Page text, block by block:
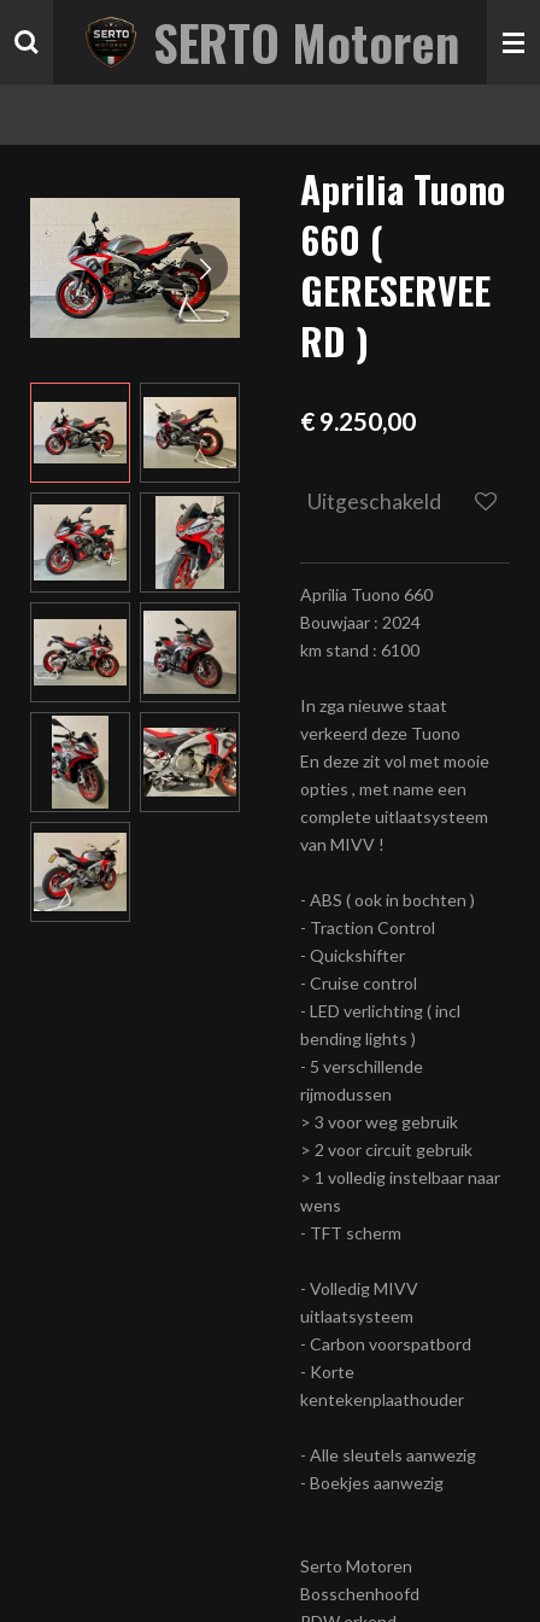
direct
SERTO Motoren
Aprilia Tuono
660 (
GERESERVEE
RD )
€ 9.250,00
Uitgeschakeld
Aprilia Tuono 660
Bouwjaar : 2024
km stand : 6100
In zga nieuwe staat
verkeerd deze Tuono
En deze zit vol met mooie
opties , met name een
complete uitlaatsysteem
van MIVV !
- ABS ( ook in bochten )
- Traction Control
- Quickshifter
- Cruise control
- LED verlichting ( incl
bending lights )
- 5 verschillende
rijmodussen
> 3 voor weg gebruik
> 2 voor circuit gebruik
> 1 volledig instelbaar naar
wens
- TFT scherm
- Volledig MIVV
uitlaatsysteem
- Carbon voorspatbord
- Korte
kentekenplaathouder
- Alle sleutels aanwezig
- Boekjes aanwezig
Serto Motoren
Bosschenhoofd